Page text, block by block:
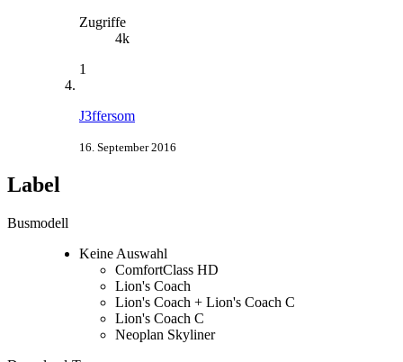
Zugriffe
4k
1
J3ffersom
16. September 2016
Label
Busmodell
Keine Auswahl
ComfortClass HD
Lion's Coach
Lion's Coach + Lion's Coach C
Lion's Coach C
Neoplan Skyliner